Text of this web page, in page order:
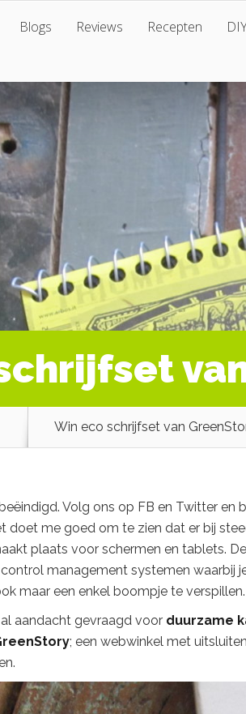
Blogs Reviews Recepten
Win eco schrijfset van
Volg ons op FB en Twitter en
doet me goed om te zien dat er bij
plaats voor schermen en tablets.
management systemen waarbij
maar een enkel boompje te verspillen.
aandacht gevraagd voor duurzame
; een webwinkel met